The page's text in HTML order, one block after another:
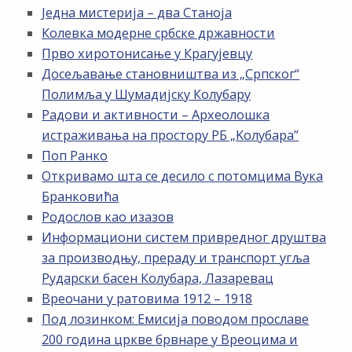
Једна мистерија – два Станоја
Колевка модерне србске државности
Прво хиротонисање у Крагујевцу
Досељавање становништва из „Српског“
Полимља у Шумадијску Колубару
Радови и активности – Археолошка
истраживања на простору РБ „Kолубара”
Поп Ранко
Откривамо шта се десило с потомцима Вука
Бранковића
Родослов као изазов
Информациони систем привредног друштва
за производњу, прераду и транспорт угља
Рударски басен Колубара, Лазаревац
Вреочани у ратовима 1912 – 1918
Под лозинком: Емисија поводом прославе
200 година цркве брвнаре у Вреоцима и